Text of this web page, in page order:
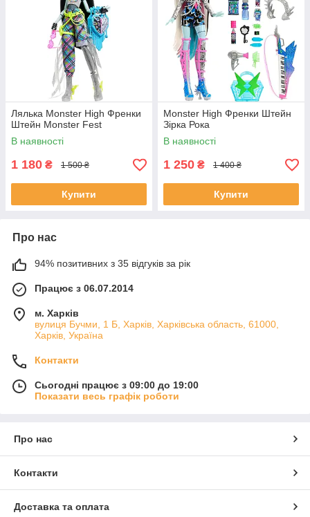
Лялька Monster High Френки
Штейн Monster Fest
В наявності
1 180 ₴ 1 500 ₴
Купити
Monster High Френки Штейн
Зірка Рока
В наявності
1 250 ₴ 1 400 ₴
Купити
Про нас
94% позитивних з 35 відгуків за рік
Працює з 06.07.2014
м. Харків
вулиця Бучми, 1 Б, Харків, Харківська область, 61000,
Харків, Україна
Контакти
Сьогодні працює з 09:00 до 19:00
Показати весь графік роботи
Про нас
Контакти
Доставка та оплата